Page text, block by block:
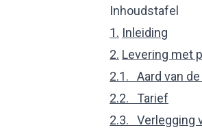
Inhoudstafel
1. Inleiding
2. Levering met
2.1. Aard van
2.2. Tarief
2.3. Verlegging